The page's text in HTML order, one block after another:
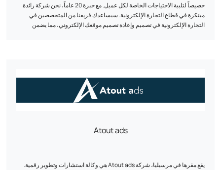
خصيصاً لتلبية الاحتياجات الخاصة لكل عميل. مع خبرة 20 عاماً، نحن شركة رائدة
مبتكرة في قطاع التجارة الإلكترونية. سيساعدك فريقنا من المتخصصين في
التجارة الإلكترونية في تصميم وإعادة تصميم موقعك الإلكتروني، مما يضمن
Atout ads
يقع مقرها في مرسيليا، شركة Atout ads هي وكالة استشارات وتطوير رقمية.